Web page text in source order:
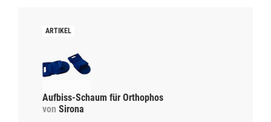
Aufbiss-Schaum für Orthophos
von Sirona